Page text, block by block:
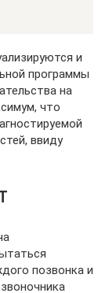
и
программы
на
что
ввиду
позвонка и